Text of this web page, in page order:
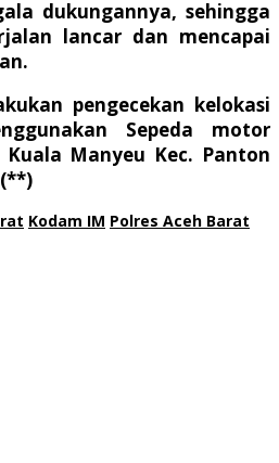
dukungannya, sehingga
lancar dan mencapai
pengecekan kelokasi
Sepeda motor
Manyeu Kec. Panton
Kodam IM Polres Aceh Barat